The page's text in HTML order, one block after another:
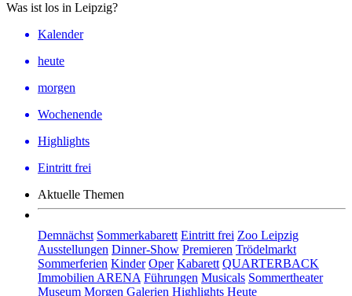
Was ist los in Leipzig?
Kalender
heute
morgen
Wochenende
Highlights
Eintritt frei
Aktuelle Themen
Demnächst Sommerkabarett Eintritt frei Zoo Leipzig
Ausstellungen Dinner-Show Premieren Trödelmarkt
Sommerferien Kinder Oper Kabarett QUARTERBACK
Immobilien ARENA Führungen Musicals Sommertheater
Museum Morgen Galerien Highlights Heute